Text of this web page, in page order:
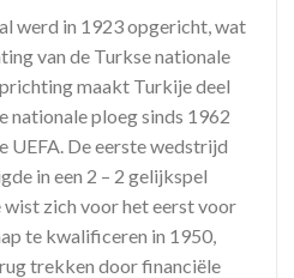
werd in 1923 opgericht, wat
van de Turkse nationale
maakt Turkije deel
nationale ploeg sinds 1962
UEFA. De eerste wedstrijd
in een 2 – 2 gelijkspel
wist zich voor het eerst voor
te kwalificeren in 1950,
trekken door financiële